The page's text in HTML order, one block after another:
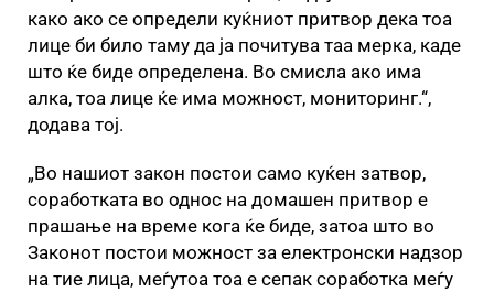
како ако се определи куќниот притвор дека тоа
лице би било таму да ја почитува таа мерка, каде
што ќе биде определена. Во смисла ако има
алка, тоа лице ќе има можност, мониторинг.“,
додава тој.
„Во нашиот закон постои само куќен затвор,
соработката во однос на домашен притвор е
прашање на време кога ќе биде, затоа што во
Законот постои можност за електронски надзор
на тие лица, меѓутоа тоа е сепак соработка меѓу